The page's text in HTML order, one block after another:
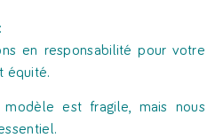
en responsabilité pour votre
et équité.
est fragile, mais nous